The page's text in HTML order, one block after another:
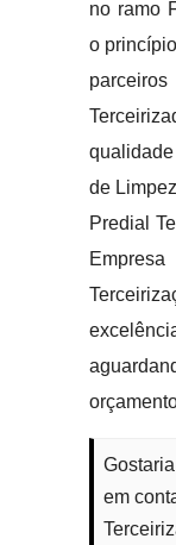
no ramo
o
de
Predial
em